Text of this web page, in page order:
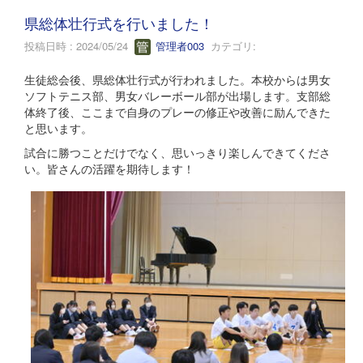
県総体壮行式を行いました！
投稿日時 : 2024/05/24 管理者003 カテゴリ:
生徒総会後、県総体壮行式が行われました。本校からは男女
ソフトテニス部、男女バレーボール部が出場します。支部総
体終了後、ここまで自身のプレーの修正や改善に励んできた
と思います。
試合に勝つことだけでなく、思いっきり楽しんできてくださ
い。皆さんの活躍を期待します！